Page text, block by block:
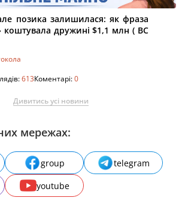
позика залишилася: як фраза
коштувала дружині $1,1 млн ( ВС
613Коментарі:0
Дивитись усі новини
мережах:
group
telegram
youtube